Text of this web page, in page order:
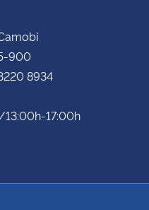
900
8934
17:00h